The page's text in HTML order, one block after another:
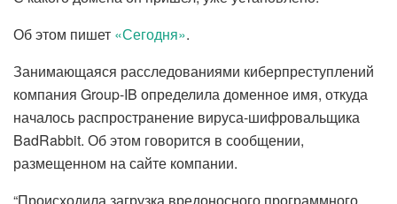
Об этом пишет «Сегодня».
Занимающаяся расследованиями киберпреступлений
компания Group-IB определила доменное имя, откуда
началось распространение вируса-шифровальщика
BadRabbit. Об этом говорится в сообщении,
размещенном на сайте компании.
“Происходила загрузка вредоносного программного